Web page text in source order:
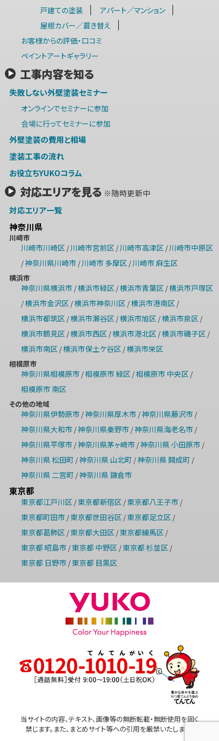
戸建ての塗装
アパート／マンション
屋根カバー／葺き替え
お客様からの評価・口コミ
ペイントアートギャラリー
工事内容を知る
失敗しない外壁塗装セミナー
オンラインでセミナーに参加
会場に行ってセミナーに参加
外壁塗装の費用と相場
塗装工事の流れ
お役立ちYUKOコラム
対応エリアを見る ※随時更新中
対応エリア一覧
神奈川県
川崎市
川崎市川崎区/ 川崎市宮前区/ 川崎市高津区/ 川崎市中原区
/神奈川県川崎市/ 川崎市 多摩区/ 川崎市 麻生区
横浜市
神奈川県横浜市/横浜市緑区/横浜市青葉区/横浜市戸塚区
/横浜市金沢区/横浜市神奈川区/横浜市港南区/
横浜市都筑区/横浜市瀬谷区/横浜市旭区/横浜市泉区/
横浜市鶴見区/横浜市西区/横浜市港北区/横浜市磯子区/
横浜市南区/横浜市保土ケ谷区/横浜市栄区
相模原市
神奈川県相模原市/相模原市 緑区/相模原市 中央区/
相模原市 南区
その他の地域
神奈川県伊勢原市/神奈川県厚木市/神奈川県藤沢市/
神奈川県大和市/神奈川県秦野市/神奈川県海老名市/
神奈川県平塚市/神奈川県茅ヶ崎市/神奈川県 小田原市/
神奈川県 松田町/神奈川県 山北町/神奈川県 開成町/
神奈川県 二宮町/神奈川県 鎌倉市
東京都
東京都江戸川区/ 東京都新宿区/ 東京都八王子市/
東京都町田市/ 東京都世田谷区/ 東京都足立区/
東京都葛飾区/ 東京都大田区/ 東京都練馬区/
東京都 昭島市/ 東京都 中野区/ 東京都 杉並区/
東京都 日野市/ 東京都 目黒区
当サイトの内容、テキスト、画像等の無断転載・無断使用を固く
禁じます。また、まとめサイト等への引用を厳禁いたします。